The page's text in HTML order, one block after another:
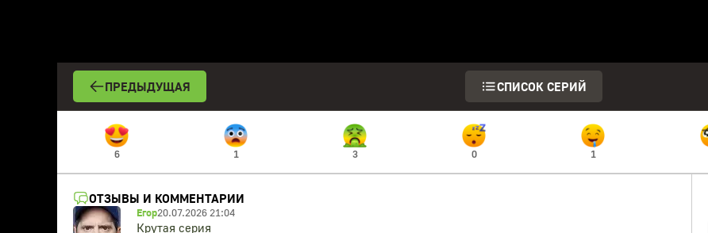
ПРЕДЫДУЩАЯ СПИСОК СЕРИЙ
6 1 3 0 1
ОТЗЫВЫ И КОММЕНТАРИИ
Егор20.07.2026 21:04
Крутая серия